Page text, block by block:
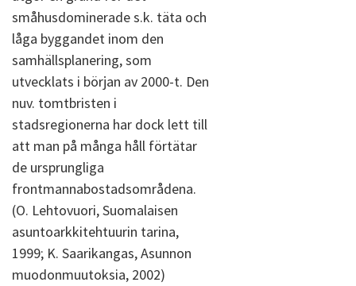
småhusdominerade s.k. täta och
låga byggandet inom den
samhällsplanering, som
utvecklats i början av 2000-t. Den
nuv. tomtbristen i
stadsregionerna har dock lett till
att man på många håll förtätar
de ursprungliga
frontmannabostadsområdena.
(O. Lehtovuori, Suomalaisen
asuntoarkkitehtuurin tarina,
1999; K. Saarikangas, Asunnon
muodonmuutoksia, 2002)